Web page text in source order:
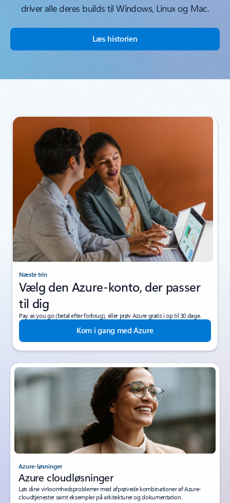
driver alle deres builds til Windows, Linux og Mac.
Læs historien
Næste trin
Vælg den Azure-konto, der passer
til dig
Pay as you go (betal efter forbrug), eller prøv Azure gratis i op til 30 dage.
Kom i gang med Azure
Azure-løsninger
Azure cloudløsninger
Løs dine virksomhedsproblemer med afprøvede kombinationer af Azure-
cloudtjenester samt eksempler på arkitekturer og dokumentation.